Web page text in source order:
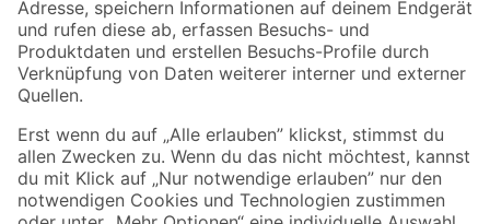
Zahlungsarten Versandarten
Sicher einkaufen
Jetzt die toom-App herunterladen